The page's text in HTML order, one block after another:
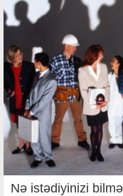
Nə istədiyinizi